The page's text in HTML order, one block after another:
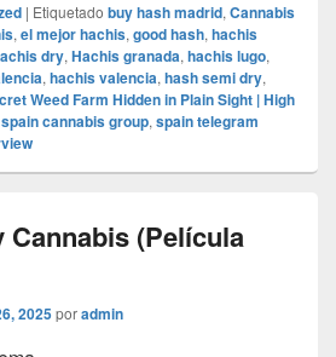
| Etiquetado buy hash madrid, Cannabis
, el mejor hachis, good hash, hachis
dry, Hachis granada, hachis lugo,
, hachis valencia, hash semi dry,
Weed Farm Hidden in Plain Sight | High
spain cannabis group, spain telegram
(Película
2025poradmin